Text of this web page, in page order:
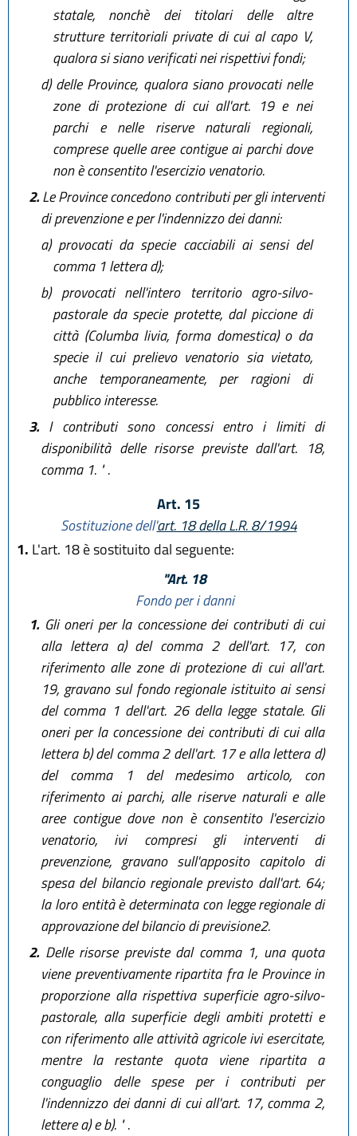
statale, nonchè dei titolari delle altre
strutture territoriali private di cui al capo V,
qualora si siano verificati nei rispettivi fondi;
d)delle Province, qualora siano provocati nelle
zone di protezione di cui all'art. 19 e nei
parchi e nelle riserve naturali regionali,
comprese quelle aree contigue ai parchi dove
non è consentito l'esercizio venatorio.
2.Le Province concedono contributi per gli interventi
di prevenzione e per l'indennizzo dei danni:
a)provocati da specie cacciabili ai sensi del
comma 1 lettera d);
b)provocati nell'intero territorio agro-silvo-
pastorale da specie protette, dal piccione di
città (Columba livia, forma domestica) o da
specie il cui prelievo venatorio sia vietato,
anche temporaneamente, per ragioni di
pubblico interesse.
3.I contributi sono concessi entro i limiti di
disponibilità delle risorse previste dall'art. 18,
comma 1. " .
Art. 15
Sostituzione dell'art. 18 della L.R. 8/1994
1. L'art. 18 è sostituito dal seguente:
"Art. 18
Fondo per i danni
1.Gli oneri per la concessione dei contributi di cui
alla lettera a) del comma 2 dell'art. 17, con
riferimento alle zone di protezione di cui all'art.
19, gravano sul fondo regionale istituito ai sensi
del comma 1 dell'art. 26 della legge statale. Gli
oneri per la concessione dei contributi di cui alla
lettera b) del comma 2 dell'art. 17 e alla lettera d)
del comma 1 del medesimo articolo, con
riferimento ai parchi, alle riserve naturali e alle
aree contigue dove non è consentito l'esercizio
venatorio, ivi compresi gli interventi di
prevenzione, gravano sull'apposito capitolo di
spesa del bilancio regionale previsto dall'art. 64;
la loro entità è determinata con legge regionale di
approvazione del bilancio di previsione2.
2.Delle risorse previste dal comma 1, una quota
viene preventivamente ripartita fra le Province in
proporzione alla rispettiva superficie agro-silvo-
pastorale, alla superficie degli ambiti protetti e
con riferimento alle attività agricole ivi esercitate,
mentre la restante quota viene ripartita a
conguaglio delle spese per i contributi per
l'indennizzo dei danni di cui all'art. 17, comma 2,
lettere a) e b). " .